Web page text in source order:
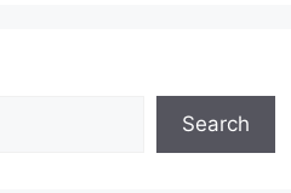
Search